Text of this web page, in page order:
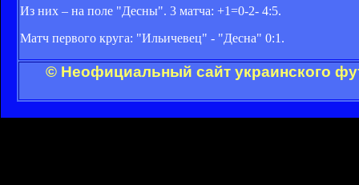
Из них – на поле "Десны". 3 матча: +1=0-2- 4:5.
Матч первого круга: "Ильичевец" - "Десна" 0:1.
© Неофициальный сайт украинского